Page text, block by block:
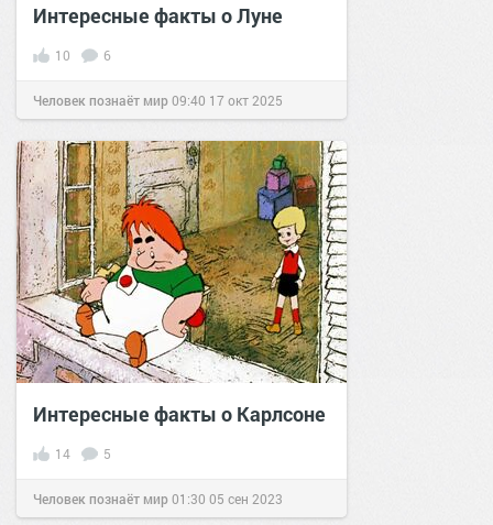
Интересные факты о Луне
10 6
Человек познаёт мир09:40 17 окт 2025
Интересные факты о Карлсоне
14 5
Человек познаёт мир01:30 05 сен 2023